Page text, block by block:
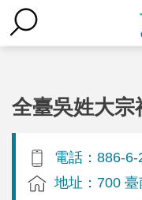
全臺吳姓大宗
電話：886-
地址：700